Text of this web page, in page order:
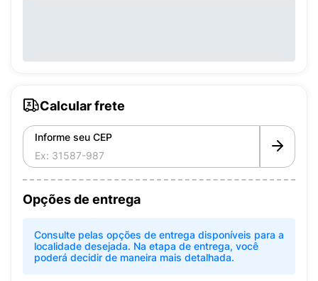
Calcular frete
Informe seu CEP
Opções de entrega
Consulte pelas opções de entrega disponíveis para a
localidade desejada. Na etapa de entrega, você
poderá decidir de maneira mais detalhada.